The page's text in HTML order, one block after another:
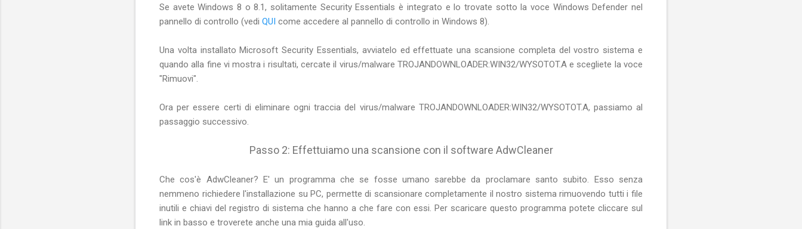
Se avete Windows 8 o 8.1, solitamente Security Essentials è integrato e lo trovate sotto la voce Windows Defender nel
pannello di controllo (vedi QUI come accedere al pannello di controllo in Windows 8).
Una volta installato Microsoft Security Essentials, avviatelo ed effettuate una scansione completa del vostro sistema e
quando alla fine vi mostra i risultati, cercate il virus/malware TROJANDOWNLOADER:WIN32/WYSOTOT.A e scegliete la voce
"Rimuovi".
Ora per essere certi di eliminare ogni traccia del virus/malware TROJANDOWNLOADER:WIN32/WYSOTOT.A, passiamo al
passaggio successivo.
Passo 2: Effettuiamo una scansione con il software AdwCleaner
Che cos'è AdwCleaner? E' un programma che se fosse umano sarebbe da proclamare santo subito. Esso senza
nemmeno richiedere l'installazione su PC, permette di scansionare completamente il nostro sistema rimuovendo tutti i file
inutili e chiavi del registro di sistema che hanno a che fare con essi. Per scaricare questo programma potete cliccare sul
link in basso e troverete anche una mia guida all'uso.